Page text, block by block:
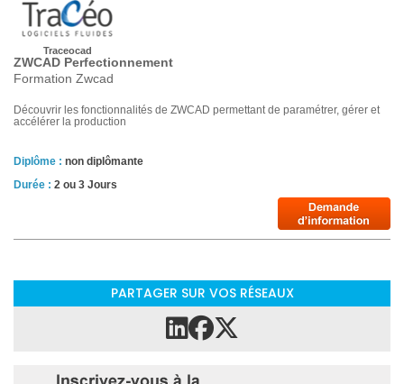
Traceocad
ZWCAD Perfectionnement
Formation Zwcad
Découvrir les fonctionnalités de ZWCAD permettant de paramétrer, gérer et
accélérer la production
Diplôme : non diplômante
Durée : 2 ou 3 Jours
PARTAGER SUR VOS RÉSEAUX